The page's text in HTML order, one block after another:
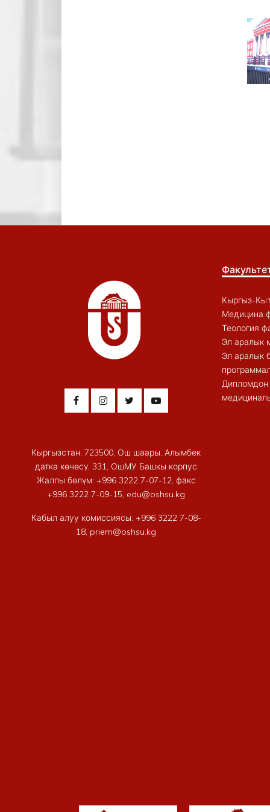
Кыргызстан, 723500, Ош шаары, Алымбек
датка көчөсү, 331, ОшМУ Башкы корпус
Жалпы бөлүм: +996 3222 7-07-12, факс
+996 3222 7-09-15, edu@oshsu.kg
Кабыл алуу комиссиясы: +996 3222 7-08-
18, priem@oshsu.kg
Кыргыз-
Медицина
Теология
Эл аралык
Эл аралык
Дипломдон